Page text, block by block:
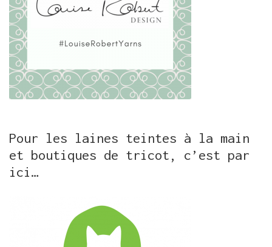
Pour les laines teintes à la main
et boutiques de tricot, c’est par
ici…